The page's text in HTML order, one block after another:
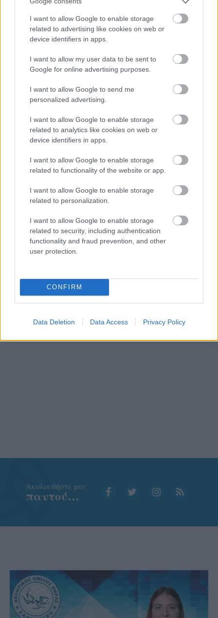
I want to allow Google to enable storage
related to advertising like cookies on web or
device identifiers in apps.
I want to allow my user data to be sent to
Google for online advertising purposes.
I want to allow Google to send me
personalized advertising.
I want to allow Google to enable storage
related to analytics like cookies on web or
device identifiers in apps.
I want to allow Google to enable storage
related to functionality of the website or app.
I want to allow Google to enable storage
related to personalization.
I want to allow Google to enable storage
related to security, including authentication
functionality and fraud prevention, and other
user protection.
CONFIRM
Data Deletion Data Access Privacy Policy
08/03/2026
Αναγνώριση και σεβασμός
Α.Ο. Θήρας
Aκολουθήστε μας
παντού…